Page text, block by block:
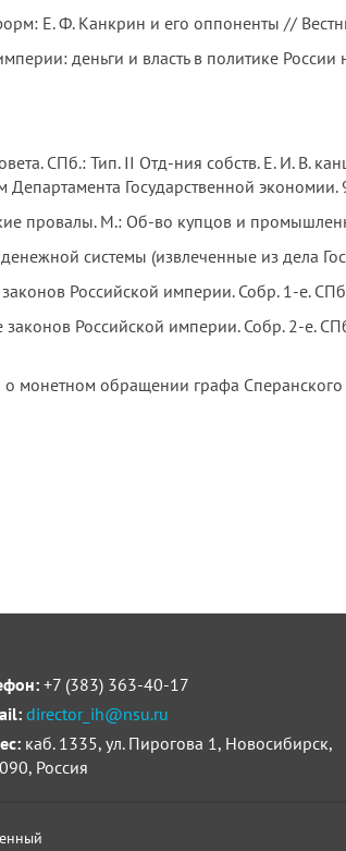
Е. Ф. Канкрин и его оппоненты //
деньги и власть в политике
СПб.: Тип. II Отд-ния собств. Е. И. В.
Государственной экономии.
провалы. М.: Об-во купцов и
системы (извлеченные из дела
Российской империи. Собр. 1-е.
Российской империи. Собр. 2-е.
монетном обращении графа
+7 (383) 363-40-17
director_ih@nsu.ru
каб. 1335, ул. Пирогова 1, Новосибирск,
Россия